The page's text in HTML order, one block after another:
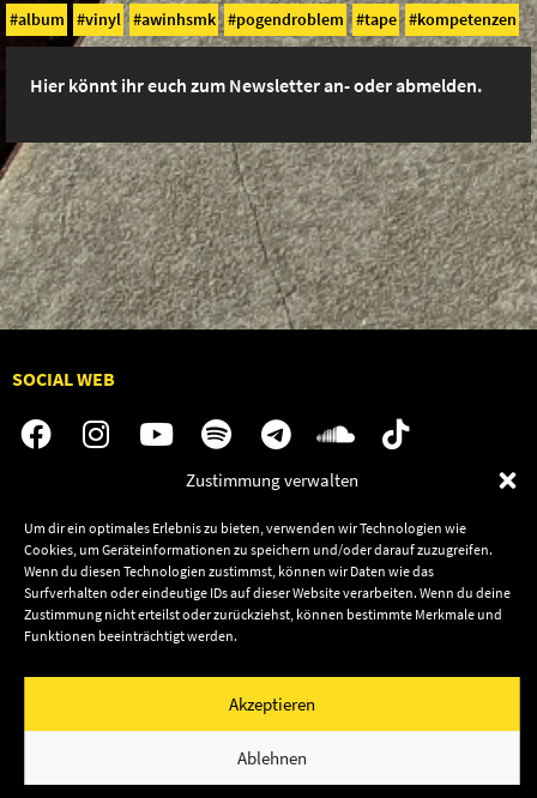
Zustimmung verwalten
Um dir ein optimales Erlebnis zu bieten, verwenden wir Technologien wie
Cookies, um Geräteinformationen zu speichern und/oder darauf zuzugreifen.
Wenn du diesen Technologien zustimmst, können wir Daten wie das
Surfverhalten oder eindeutige IDs auf dieser Website verarbeiten. Wenn du deine
Zustimmung nicht erteilst oder zurückziehst, können bestimmte Merkmale und
Funktionen beeinträchtigt werden.
Akzeptieren
Ablehnen
album vinyl awinhsmk pogendroblem tape kompetenzen
Hier könnt ihr euch zum Newsletter an- oder abmelden.
SOCIAL WEB
News
Artists
Releases
Friends
Kontakt
Termine
Shop
Datenschutz
Newsletter
Cookie-Richtlinie (EU)